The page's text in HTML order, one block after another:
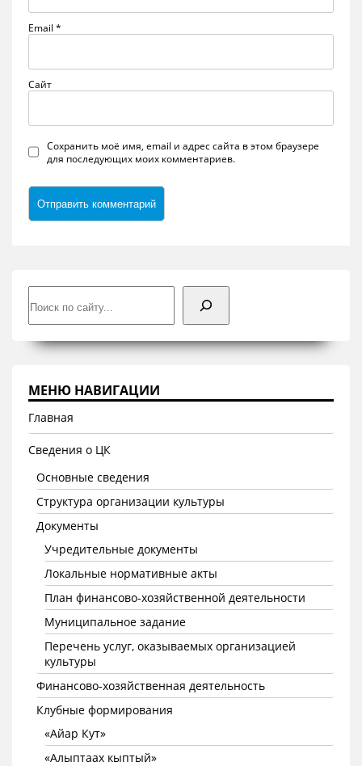
Email *
Сайт
Сохранить моё имя, email и адрес сайта в этом браузере
для последующих моих комментариев.
МЕНЮ НАВИГАЦИИ
Главная
Сведения о ЦК
Основные сведения
Структура организации культуры
Документы
Учредительные документы
Локальные нормативные акты
План финансово-хозяйственной деятельности
Муниципальное задание
Перечень услуг, оказываемых организацией
культуры
Финансово-хозяйственная деятельность
Клубные формирования
«Айар Кут»
«Алыптаах кыптый»